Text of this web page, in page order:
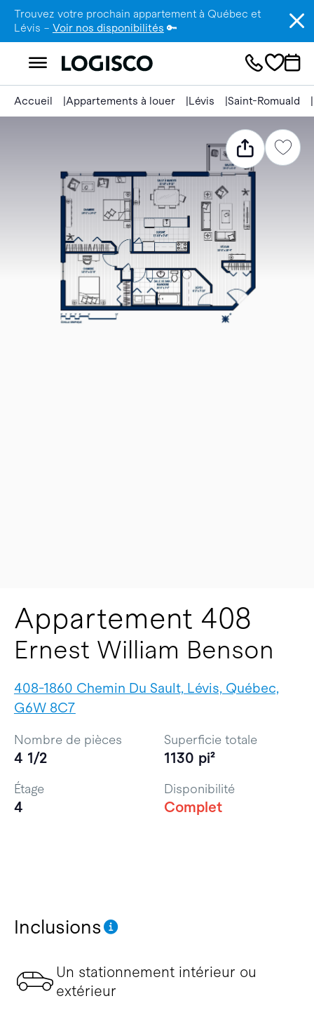
Trouvez votre prochain appartement à Québec et
Lévis – Voir nos disponibilités 🔑
Accueil Appartements à louer Lévis Saint-Romuald
Appartement 408
Ernest William Benson
408-1860 Chemin Du Sault, Lévis, Québec,
G6W 8C7
Inclusions
Un stationnement intérieur ou
extérieur
Nombre de pièces
4 1/2
Superficie totale
1130 pi²
Étage
4
Disponibilité
Complet